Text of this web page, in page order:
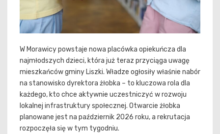
W Morawicy powstaje nowa placówka opiekuńcza dla
najmłodszych dzieci, która już teraz przyciąga uwagę
mieszkańców gminy Liszki. Władze ogłosiły właśnie nabór
na stanowisko dyrektora żłobka – to kluczowa rola dla
każdego, kto chce aktywnie uczestniczyć w rozwoju
lokalnej infrastruktury społecznej. Otwarcie żłobka
planowane jest na październik 2026 roku, a rekrutacja
rozpoczęła się w tym tygodniu.